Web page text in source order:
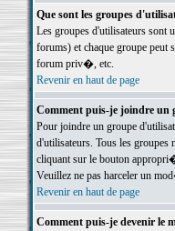
Que sont les groupes
Les groupes d'utilisateurs sont
forums) et chaque groupe
forum priv�, etc.
Revenir en haut de page
Comment puis-je joindre un
Pour joindre un groupe
d'utilisateurs. Tous les groupes
cliquant sur le bouton
Veuillez ne pas harceler un
Revenir en haut de page
Comment puis-je devenir le